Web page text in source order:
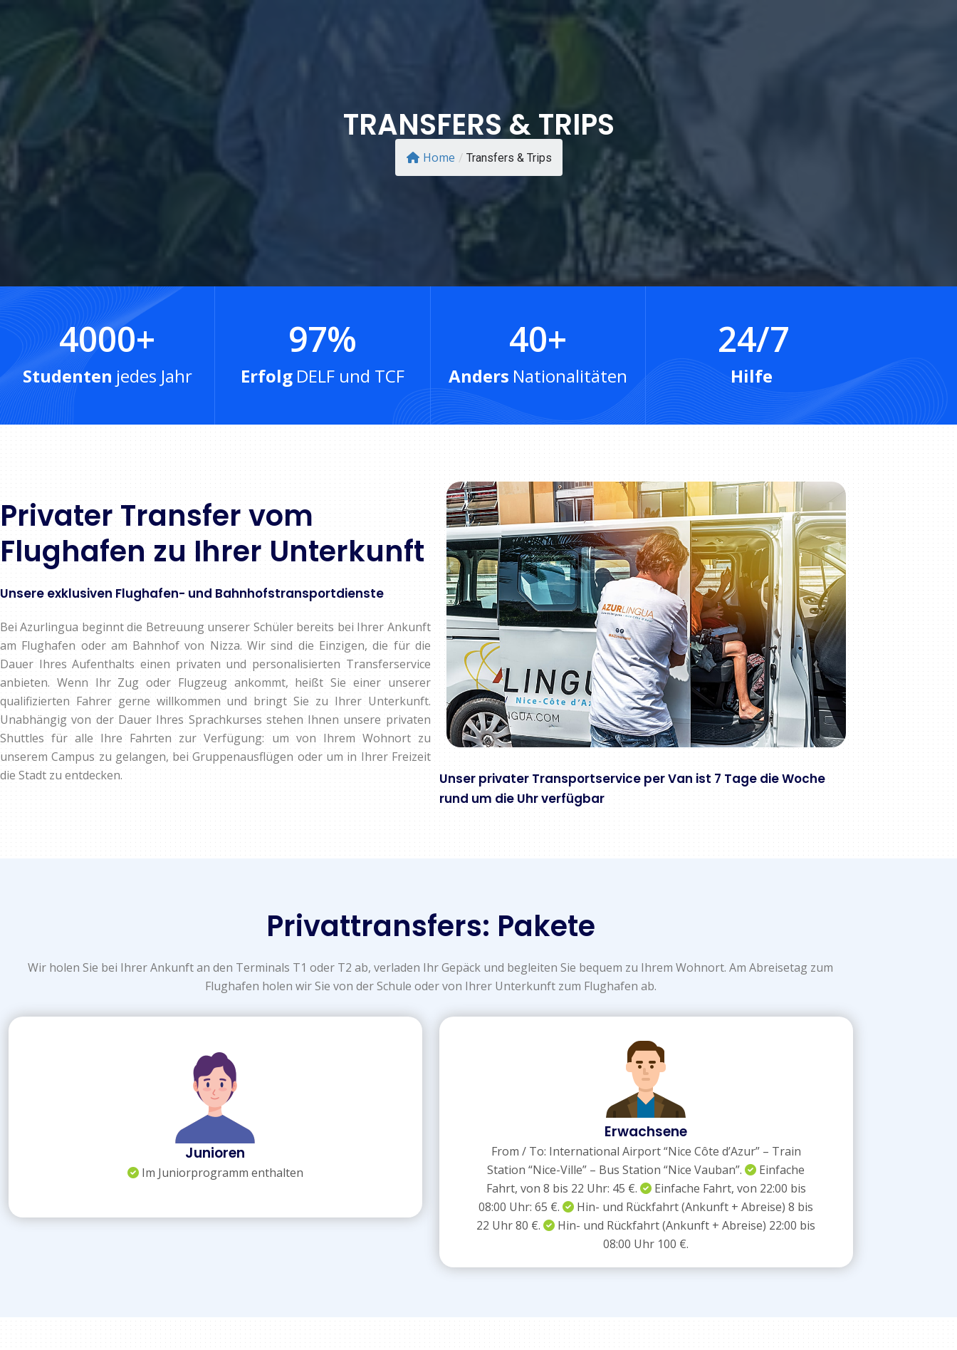
TRANSFERS & TRIPS
Home / Transfers & Trips
Studenten jedes Jahr
4000+
Erfolg DELF und TCF
97%
Anders Nationalitäten
40+
Hilfe
24/7
Privater Transfer vom
Flughafen zu Ihrer Unterkunft
Unsere exklusiven Flughafen- und Bahnhofstransportdienste
Bei Azurlingua beginnt die Betreuung unserer Schüler bereits bei Ihrer Ankunft
am Flughafen oder am Bahnhof von Nizza. Wir sind die Einzigen, die für die
Dauer Ihres Aufenthalts einen privaten und personalisierten Transferservice
anbieten. Wenn Ihr Zug oder Flugzeug ankommt, heißt Sie einer unserer
qualifizierten Fahrer gerne willkommen und bringt Sie zu Ihrer Unterkunft.
Unabhängig von der Dauer Ihres Sprachkurses stehen Ihnen unsere privaten
Shuttles für alle Ihre Fahrten zur Verfügung: um von Ihrem Wohnort zu
unserem Campus zu gelangen, bei Gruppenausflügen oder um in Ihrer Freizeit
die Stadt zu entdecken.
Unser privater Transportservice per Van ist 7 Tage die Woche
rund um die Uhr verfügbar
Privattransfers: Pakete
Wir holen Sie bei Ihrer Ankunft an den Terminals T1 oder T2 ab, verladen Ihr Gepäck und begleiten Sie bequem zu Ihrem Wohnort. Am Abreisetag zum
Flughafen holen wir Sie von der Schule oder von Ihrer Unterkunft zum Flughafen ab.
Junioren
Im Juniorprogramm enthalten
Erwachsene
From / To: International Airport “Nice Côte d’Azur” – Train
Station “Nice-Ville” – Bus Station “Nice Vauban”.
Einfache
Fahrt, von 8 bis 22 Uhr: 45 €.
Einfache Fahrt, von 22:00 bis
08:00 Uhr: 65 €.
Hin- und Rückfahrt (Ankunft + Abreise) 8 bis
22 Uhr 80 €.
Hin- und Rückfahrt (Ankunft + Abreise) 22:00 bis
08:00 Uhr 100 €.